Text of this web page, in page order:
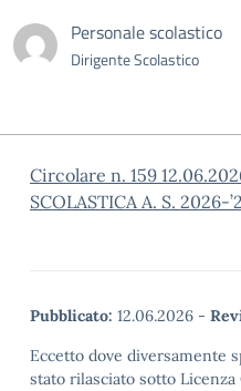
Personale scolastico
Dirigente Scolastico
Circolare n. 159
SCOLASTICA A. S. 2026-
Pubblicato: 12.06.2026 -
Eccetto dove diversamente
stato rilasciato sotto